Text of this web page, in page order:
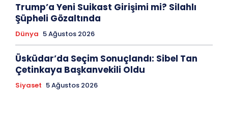
Trump’a Yeni Suikast Girişimi mi? Silahlı
Şüpheli Gözaltında
Dünya 5 Ağustos 2026
Üsküdar’da Seçim Sonuçlandı: Sibel Tan
Çetinkaya Başkanvekili Oldu
Siyaset 5 Ağustos 2026